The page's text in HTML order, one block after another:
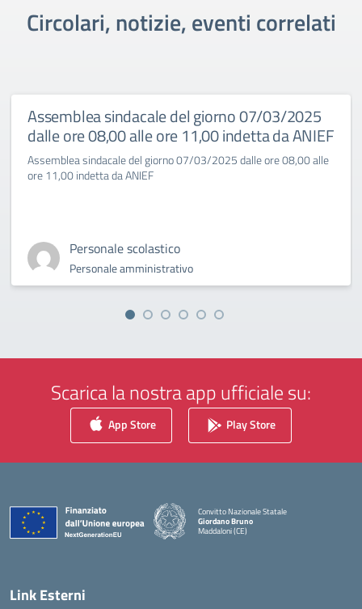
Circolari, notizie, eventi correlati
Assemblea sindacale del giorno 07/03/2025
dalle ore 08,00 alle ore 11,00 indetta da ANIEF
Assemblea sindacale del giorno 07/03/2025 dalle ore 08,00 alle
ore 11,00 indetta da ANIEF
Personale scolastico
Personale amministrativo
Scarica la nostra app ufficiale su:
App Store Play Store
Convitto Nazionale Statale
Giordano Bruno
Maddaloni (CE)
Link Esterni